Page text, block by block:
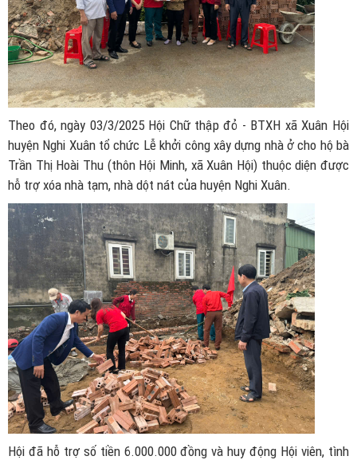
Theo đó, ngày 03/3/2025 Hội Chữ thập đỏ - BTXH xã Xuân Hội
huyện Nghi Xuân tổ chức Lễ khởi công xây dựng nhà ở cho hộ bà
Trần Thị Hoài Thu (thôn Hội Minh, xã Xuân Hội) thuộc diện được
hỗ trợ xóa nhà tạm, nhà dột nát của huyện Nghi Xuân.
Hội đã hỗ trợ số tiền 6.000.000 đồng và huy động Hội viên, tình